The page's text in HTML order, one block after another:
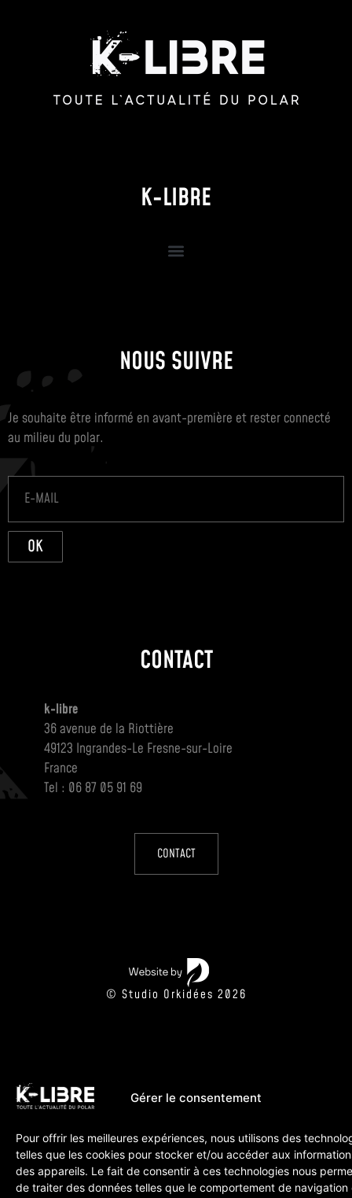
Gérer le consentement
Pour offrir les meilleures expériences, nous utilisons des
telles que les cookies pour stocker et/ou accéder aux
des appareils. Le fait de consentir à ces technologies nous
de traiter des données telles que le comportement de navigation
K-LIBRE
NOUS SUIVRE
Je souhaite être informé en avant-première et rester connecté
au milieu du polar.
OK
CONTACT
k-libre
36 avenue de la Riottière
49123 Ingrandes-Le Fresne-sur-Loire
France
Tel : 06 87 05 91 69
CONTACT
© Studio Orkidées 2026